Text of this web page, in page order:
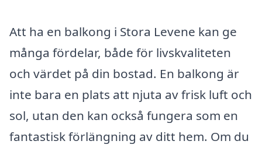
Att ha en balkong i Stora Levene kan ge
många fördelar, både för livskvaliteten
och värdet på din bostad. En balkong är
inte bara en plats att njuta av frisk luft och
sol, utan den kan också fungera som en
fantastisk förlängning av ditt hem. Om du